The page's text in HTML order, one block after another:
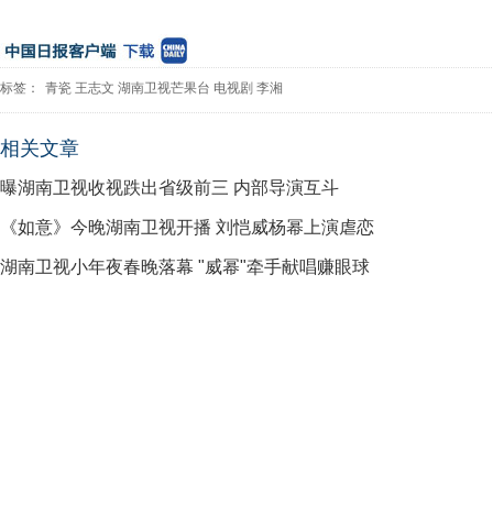
标签： 青瓷 王志文 湖南卫视芒果台 电视剧 李湘
相关文章
曝湖南卫视收视跌出省级前三 内部导演互斗
《如意》今晚湖南卫视开播 刘恺威杨幂上演虐恋
湖南卫视小年夜春晚落幕 "威幂"牵手献唱赚眼球